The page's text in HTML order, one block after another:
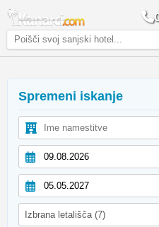
Spremeni iskanje
Izbrana letališča (7)